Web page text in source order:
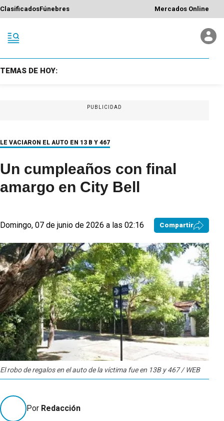
ClasificadosFúnebres Mercados Online
TEMAS DE HOY:
PUBLICIDAD
LE VACIARON EL AUTO EN 13 B Y 467
Un cumpleaños con final
amargo en City Bell
Domingo, 07 de junio de 2026 a las 02:16 Compartir
El robo de regalos en el auto de la víctima fue en 13B y 467 / WEB
Por Redacción